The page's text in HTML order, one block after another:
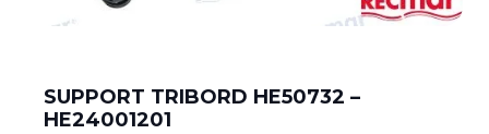
SUPPORT TRIBORD HE50732 –
HE24001201